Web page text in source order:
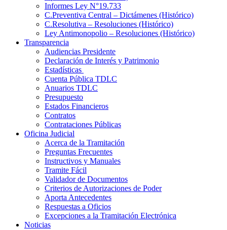
Informes Ley N°19.733
C.Preventiva Central – Dictámenes (Histórico)
C.Resolutiva – Resoluciones (Histórico)
Ley Antimonopolio – Resoluciones (Histórico)
Transparencia
Audiencias Presidente
Declaración de Interés y Patrimonio
Estadísticas
Cuenta Pública TDLC
Anuarios TDLC
Presupuesto
Estados Financieros
Contratos
Contrataciones Públicas
Oficina Judicial
Acerca de la Tramitación
Preguntas Frecuentes
Instructivos y Manuales
Tramite Fácil
Validador de Documentos
Criterios de Autorizaciones de Poder
Aporta Antecedentes
Respuestas a Oficios
Excepciones a la Tramitación Electrónica
Noticias